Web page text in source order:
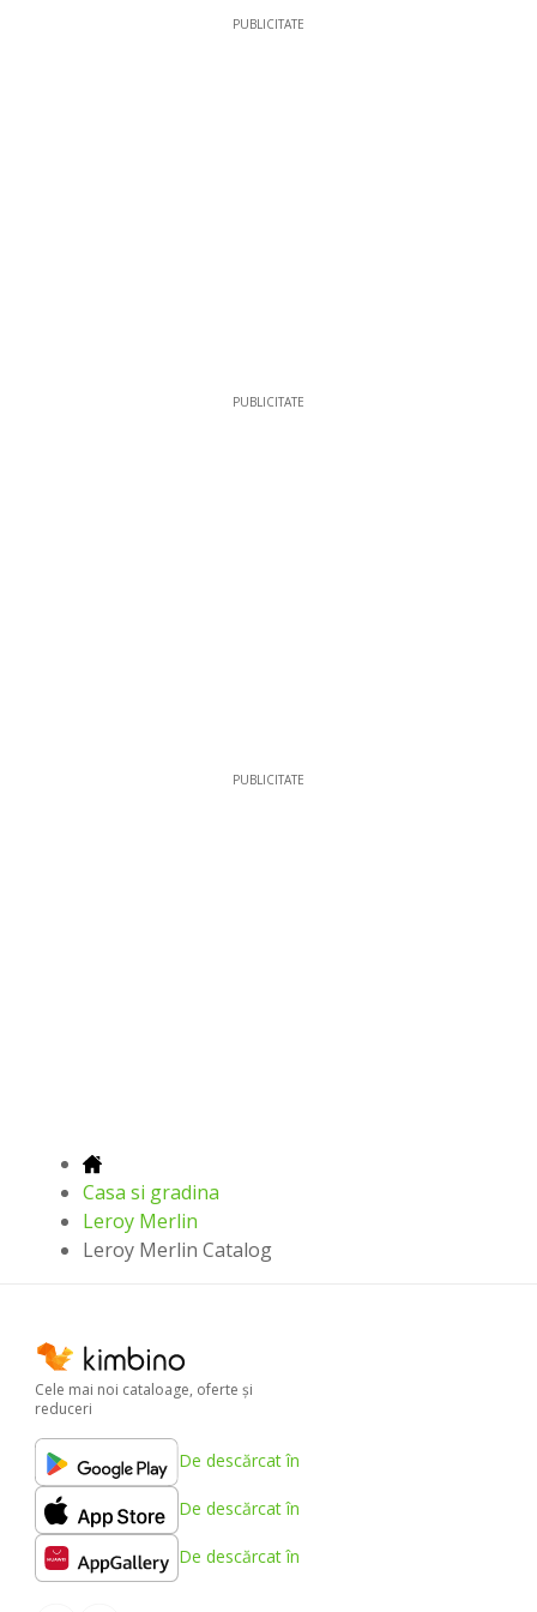
PUBLICITATE
PUBLICITATE
PUBLICITATE
Casa si gradina
Leroy Merlin
Leroy Merlin Catalog
Cele mai noi cataloage, oferte şi
reduceri
De descărcat în
De descărcat în
De descărcat în